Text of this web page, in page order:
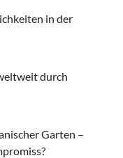
in der
durch
Garten –